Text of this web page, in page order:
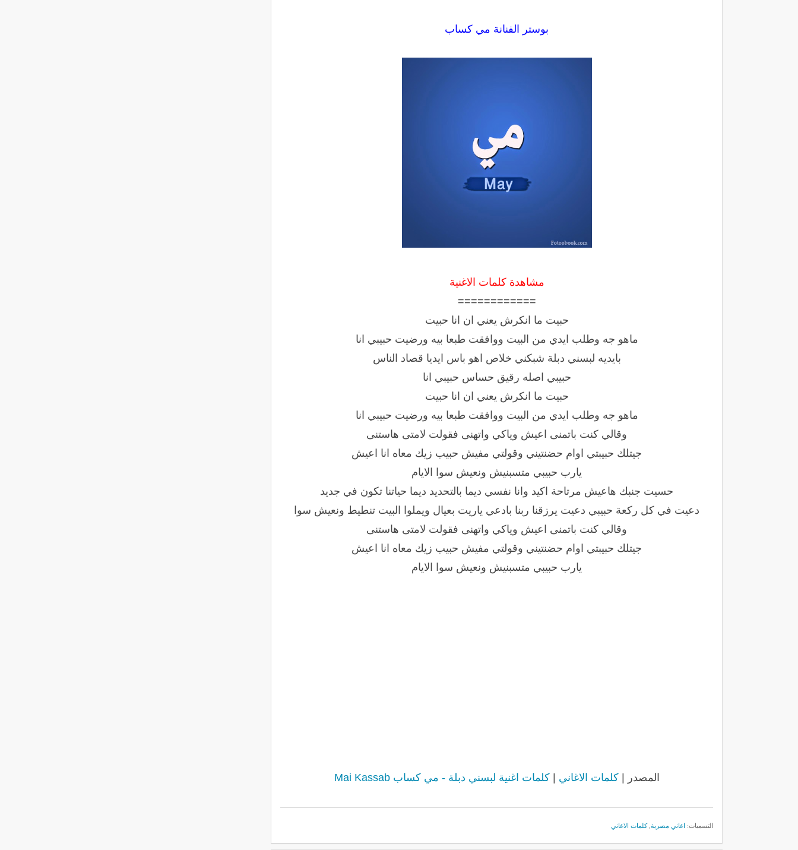
بوستر الفنانة مي كساب
مشاهدة كلمات الاغنية
============
حبيت ما انكرش يعني ان انا حبيت
ماهو جه وطلب ايدي من البيت ووافقت طبعا بيه ورضيت حبيبي انا
بايديه لبسني دبلة شبكني خلاص اهو باس ايديا قصاد الناس
حبيبي اصله رقيق حساس حبيبي انا
حبيت ما انكرش يعني ان انا حبيت
ماهو جه وطلب ايدي من البيت ووافقت طبعا بيه ورضيت حبيبي انا
وقالي كنت باتمنى اعيش وياكي واتهنى فقولت لامتى هاستنى
جيتلك حبيبتي اوام حضنتيني وقولتي مفيش حبيب زيك معاه انا اعيش
يارب حبيبي متسبنيش ونعيش سوا الايام
حسيت جنبك هاعيش مرتاحة اكيد وانا نفسي ديما بالتحديد ديما حياتنا تكون في جديد
دعيت في كل ركعة حبيبي دعيت يرزقنا ربنا بادعي ياريت بعيال ويملوا البيت تنطيط ونعيش سوا
وقالي كنت باتمنى اعيش وياكي واتهنى فقولت لامتى هاستنى
جيتلك حبيبتي اوام حضنتيني وقولتي مفيش حبيب زيك معاه انا اعيش
يارب حبيبي متسبنيش ونعيش سوا الايام
المصدر |كلمات الاغاني |كلمات اغنية لبسني دبلة - مي كساب Mai Kassab
التسميات: اغاني مصرية ,كلمات الاغاني